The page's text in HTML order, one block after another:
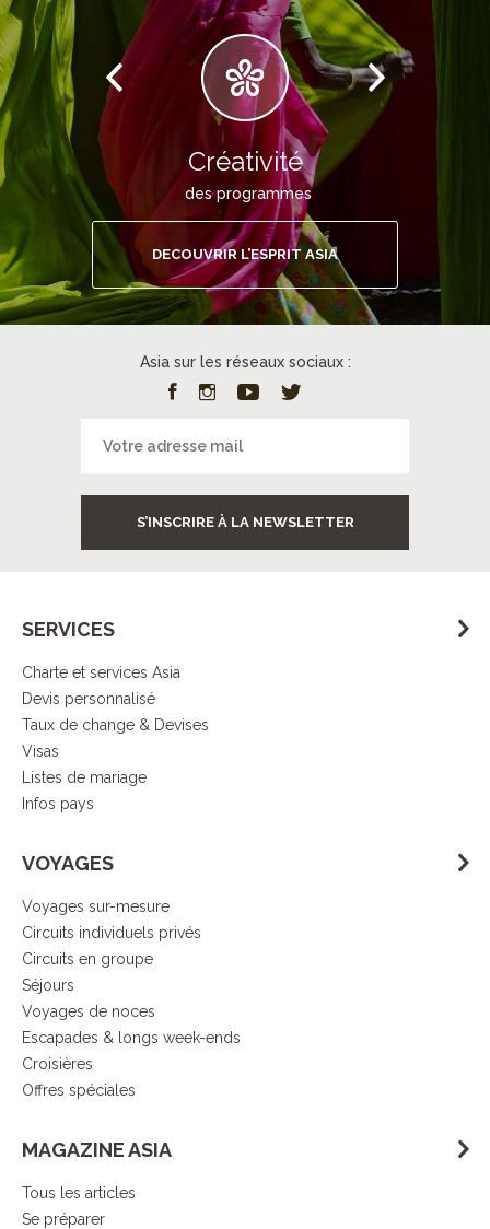
Créativité
des programmes
DECOUVRIR L’ESPRIT ASIA
Asia sur les réseaux sociaux :
S’INSCRIRE À LA NEWSLETTER
SERVICES
Charte et services Asia
Devis personnalisé
Taux de change & Devises
Visas
Listes de mariage
Infos pays
VOYAGES
Voyages sur-mesure
Circuits individuels privés
Circuits en groupe
Séjours
Voyages de noces
Escapades & longs week-ends
Croisières
Offres spéciales
MAGAZINE ASIA
Tous les articles
Se préparer